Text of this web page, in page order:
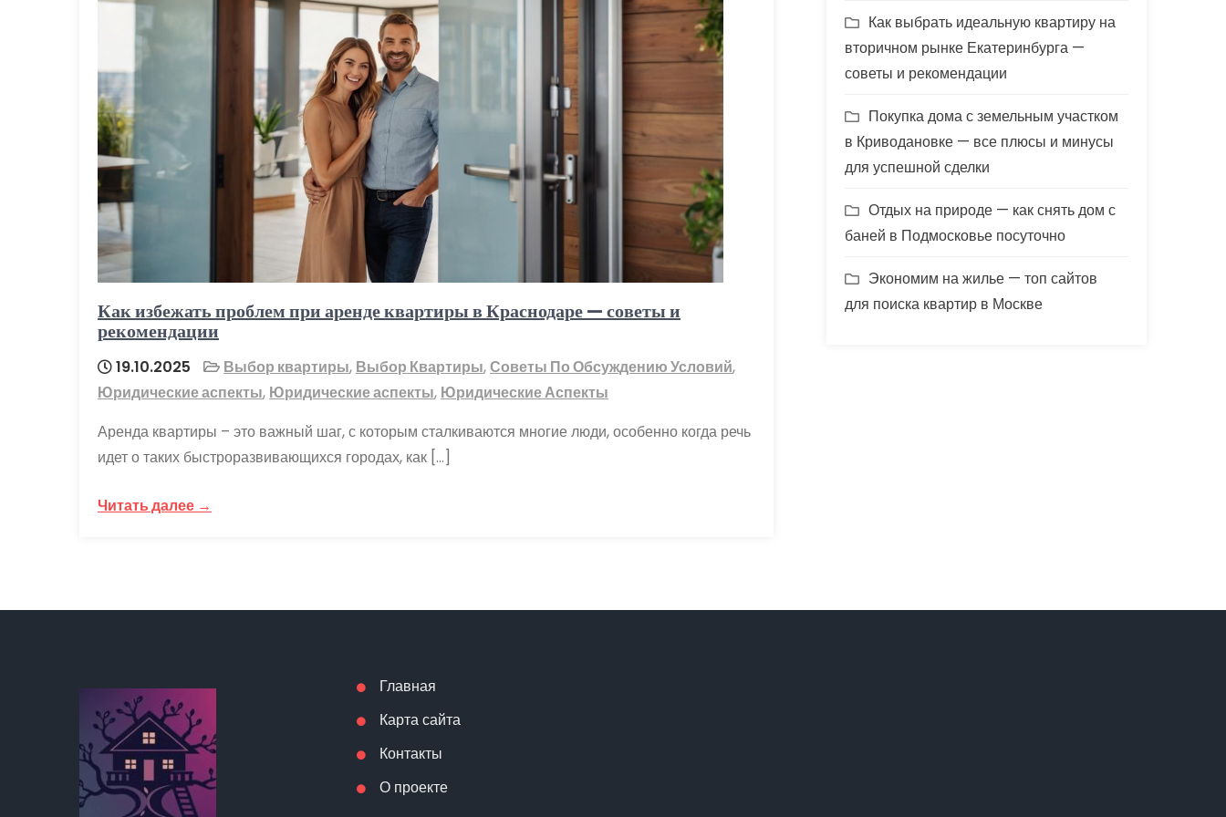
Как избежать проблем при аренде квартиры в Краснодаре — советы и
рекомендации
19.10.2025 Выбор квартиры, Выбор Квартиры,Советы По Обсуждению Условий,
Юридические аспекты, Юридические аспекты, Юридические Аспекты
Аренда квартиры – это важный шаг, с которым сталкиваются многие люди, особенно когда речь
идет о таких быстроразвивающихся городах, как […]
Читать далее →
Как выбрать идеальную квартиру на
вторичном рынке Екатеринбурга —
советы и рекомендации
Покупка дома с земельным участком
в Криводановке — все плюсы и минусы
для успешной сделки
Отдых на природе — как снять дом с
баней в Подмосковье посуточно
Экономим на жилье — топ сайтов
для поиска квартир в Москве
Главная
Карта сайта
Контакты
О проекте